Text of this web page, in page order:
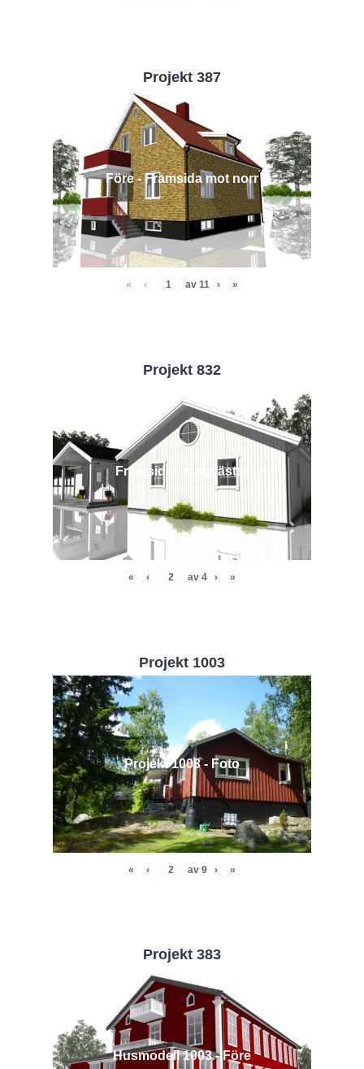
Projekt 387
Före - Framsida mot norr
« ‹ av 11 › »
Projekt 832
Framsida - mot väster
« ‹ av 4 › »
Projekt 1003
Projekt 1003 - Foto
« ‹ av 9 › »
Projekt 383
Husmodell 1003 - Före